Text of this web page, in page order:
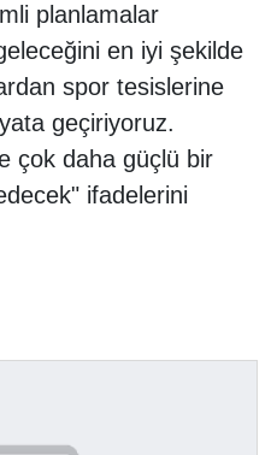
planlamalar
en iyi şekilde
spor tesislerine
geçiriyoruz.
çok daha güçlü bir
ifadelerini